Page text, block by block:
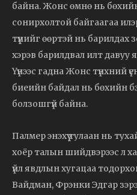
байна. Жонс өмнө нь
сонирхолтой байгаагаа
түүнийг өөртэй нь барилдах
хэрэв барилдвал илт давуу
Үүнээс гадна Жонс түнхний
биеийн байдал нь бөхийн
болзошгүй байна.
Палмер энэхүү тулаан нь
хоёр талын шийдвэрээс л
үйл явдлын хугацаа
Вайдман, Фрэнки Эдгар